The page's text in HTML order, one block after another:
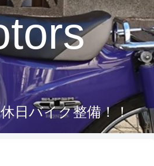
休日バイク整備！！